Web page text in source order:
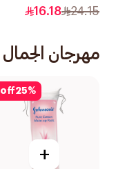
1قطعة
24.15
16.18
مهرجان الجمال
25%
off
+